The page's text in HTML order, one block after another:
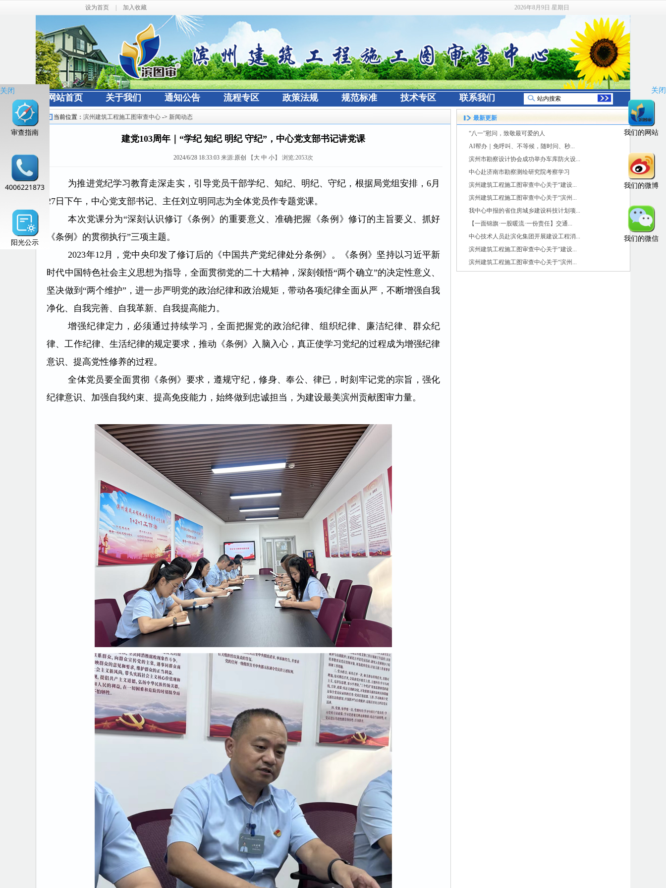
设为首页 加入收藏 2026年8月9日 星期日
网站首页 关于我们 通知公告 流程专区 政策法规 规范标准 技术专区 联系我们
当前位置：滨州建筑工程施工图审查中心 ->新闻动态
建党103周年｜“学纪 知纪 明纪 守纪”，中心党支部书记讲党课
2024/6/28 18:33:03 来源:原创 【 大 中 小】 浏览:2053次
为推进党纪学习教育走深走实，引导党员干部学纪、知纪、明纪、守纪，根据局党组安排，6月
27日下午，中心党支部书记、主任刘立明同志为全体党员作专题党课。
本次党课分为“深刻认识修订《条例》的重要意义、准确把握《条例》修订的主旨要义、抓好
《条例》的贯彻执行”三项主题。
2023年12月，党中央印发了修订后的《中国共产党纪律处分条例》。《条例》坚持以习近平新
时代中国特色社会主义思想为指导，全面贯彻党的二十大精神，深刻领悟“两个确立”的决定性意义、
坚决做到“两个维护”，进一步严明党的政治纪律和政治规矩，带动各项纪律全面从严，不断增强自我
净化、自我完善、自我革新、自我提高能力。
增强纪律定力，必须通过持续学习，全面把握党的政治纪律、组织纪律、廉洁纪律、群众纪
律、工作纪律、生活纪律的规定要求，推动《条例》入脑入心，真正使学习党纪的过程成为增强纪律
意识、提高党性修养的过程。
全体党员要全面贯彻《条例》要求，遵规守纪，修身、奉公、律已，时刻牢记党的宗旨，强化
纪律意识、加强自我约束、提高免疫能力，始终做到忠诚担当，为建设最美滨州贡献图审力量。
最新更新
“八一”慰问，致敬最可爱的人
AI帮办｜免呼叫、不等候，随时问、秒...
滨州市勘察设计协会成功举办车库防火设...
中心赴济南市勘察测绘研究院考察学习
滨州建筑工程施工图审查中心关于“建设...
滨州建筑工程施工图审查中心关于“滨州...
我中心申报的省住房城乡建设科技计划项...
【一面锦旗·一股暖流·一份责任】交通...
中心技术人员赴滨化集团开展建设工程消...
滨州建筑工程施工图审查中心关于“建设...
滨州建筑工程施工图审查中心关于“滨州...
关闭
审查指南
4006221873
阳光公示
关闭
我们的网站
我们的微博
我们的微信